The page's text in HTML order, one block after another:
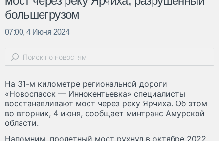
большегрузом
07:00, 4 Июня 2024
На 31-м километре региональной дороги
«Новоспасск — Иннокентьевка» специалисты
восстанавливают мост через реку Ярчиха. Об этом
во вторник, 4 июня, сообщает минтранс Амурской
области.
Напомним, пролетный мост рухнул в октябре 2022